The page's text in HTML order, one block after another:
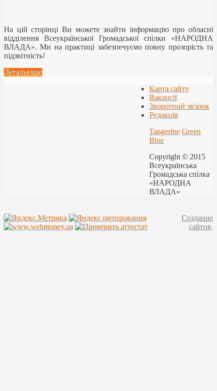
На цій сторінці Ви можете знайти інформацію про обласні
відділення Всеукраїнської Громадської спілки «НАРОДНА
ВЛАДА». Ми на практиці забезпечуємо повну прозорість та
підзвітність!
Детальніше
Карта сайту
Вакансії
Зворотний зв'язок
Редакція
Tangerine Green
Blue
Copyright © 2015
Всеукраїнська
Громадська спілка
«НАРОДНА
ВЛАДА»
Создание
сайтов.